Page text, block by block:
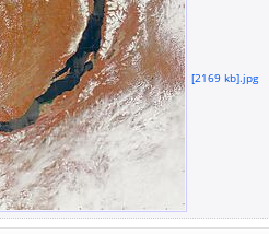
[2169 kb].jpg